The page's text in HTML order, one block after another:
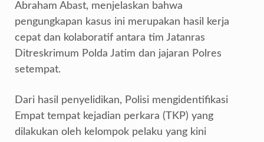
Abraham Abast, menjelaskan bahwa
pengungkapan kasus ini merupakan hasil kerja
cepat dan kolaboratif antara tim Jatanras
Ditreskrimum Polda Jatim dan jajaran Polres
setempat.
Dari hasil penyelidikan, Polisi mengidentifikasi
Empat tempat kejadian perkara (TKP) yang
dilakukan oleh kelompok pelaku yang kini